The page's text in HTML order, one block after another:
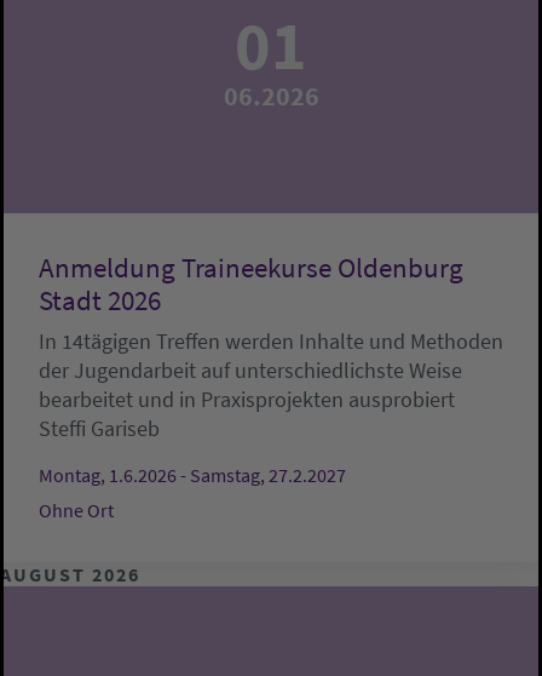
01
06.2026
Anmeldung Traineekurse Oldenburg
Stadt 2026
In 14tägigen Treffen werden Inhalte und Methoden
der Jugendarbeit auf unterschiedlichste Weise
bearbeitet und in Praxisprojekten ausprobiert
Steffi Gariseb
Montag, 1.6.2026 - Samstag, 27.2.2027
Ohne Ort
AUGUST 2026